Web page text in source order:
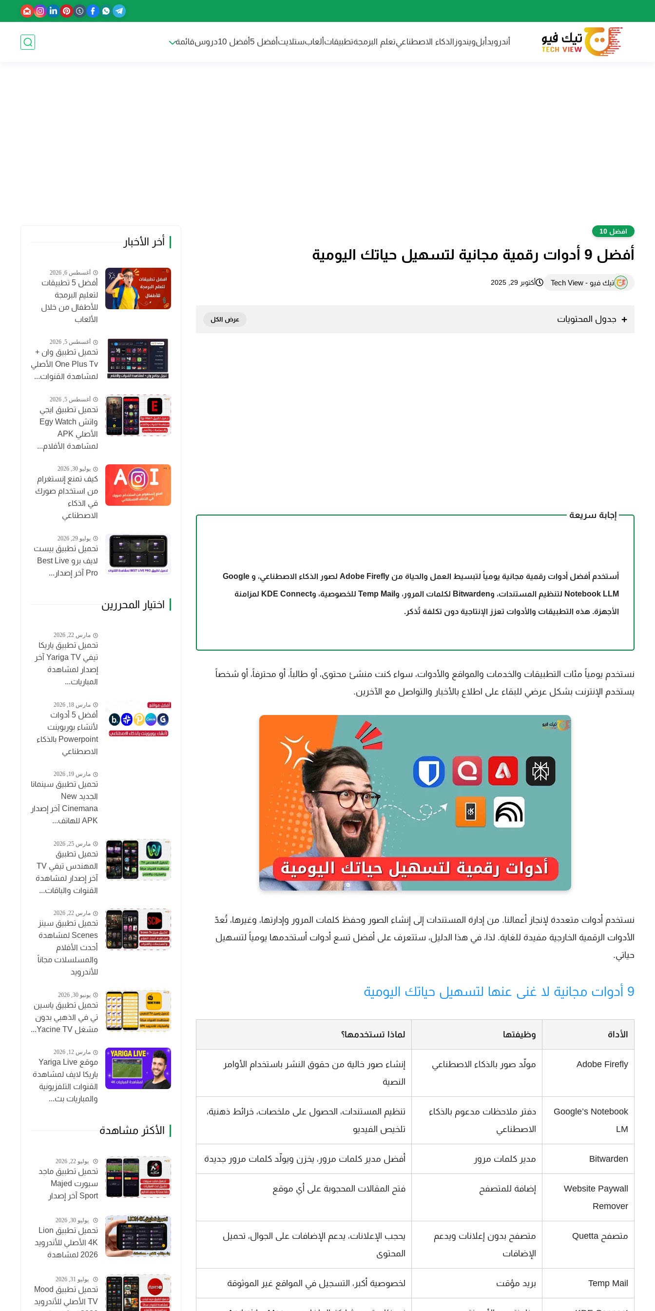
أندرويدأبلويندوز الذكاء الاصطناعيتعلم البرمجةتطبيقاتألعابستلايتأفضل 5 أفضل 10 دروسقائمة
افضل 10
أفضل 9 أدوات رقمية مجانية لتسهيل حياتك اليومية
تيك فيو - Tech View أكتوبر 29, 2025
جدول المحتويات
إجابة سريعة
أستخدم أفضل أدوات رقمية مجانية يومياً لتبسيط العمل والحياة من Adobe Firefly لصور الذكاء الاصطناعي، و Google
Notebook LLM لتنظيم المستندات، وBitwarden لكلمات المرور، وTemp Mail للخصوصية، وKDE Connect لمزامنة
الأجهزة. هذه التطبيقات والأدوات تعزز الإنتاجية دون تكلفة تُذكر.
نستخدم يومياً مئات التطبيقات والخدمات والمواقع والأدوات، سواء كنت منشئ محتوى، أو طالباً، أو محترفاً، أو شخصاً
يستخدم الإنترنت بشكل عرضي للبقاء على اطلاع بالأخبار والتواصل مع الآخرين.
نستخدم أدوات متعددة لإنجاز أعمالنا. من إدارة المستندات إلى إنشاء الصور وحفظ كلمات المرور وإدارتها، وغيرها، تُعدّ
الأدوات الرقمية الخارجية مفيدة للغاية. لذا، في هذا الدليل، ستتعرف على أفضل تسع أدوات أستخدمها يومياً لتسهيل
حياتي.
9 أدوات مجانية لا غنى عنها لتسهيل حياتك اليومية
الأداة وظيفتها لماذا تستخدمها؟
Adobe Firefly مولّد صور بالذكاء الاصطناعي
إنشاء صور خالية من حقوق النشر باستخدام الأوامر
النصية
Google’s Notebook
LM
دفتر ملاحظات مدعوم بالذكاء
الاصطناعي
تنظيم المستندات، الحصول على ملخصات، خرائط ذهنية،
تلخيص الفيديو
Bitwarden مدير كلمات مرور أفضل مدير كلمات مرور، يخزن ويولّد كلمات مرور جديدة
Website Paywall
Remover
إضافة للمتصفح فتح المقالات المحجوبة على أي موقع
متصفح Quetta
متصفح بدون إعلانات ويدعم
الإضافات
يحجب الإعلانات، يدعم الإضافات على الجوال، تحميل
المحتوى
Temp Mail بريد مؤقت لخصوصية أكبر، التسجيل في المواقع غير الموثوقة
أخر الأخبار
أغسطس 6, 2026
أفضل 5 تطبيقات
لتعليم البرمجة
للأطفال من خلال
الألعاب
أغسطس 5, 2026
تحميل تطبيق وان +
One Plus Tv الأصلي
لمشاهدة القنوات...
أغسطس 5, 2026
تحميل تطبيق ايجي
واتش Egy Watch
الأصلي APK
لمشاهدة الأفلام...
يوليو 30, 2026
كيف تمنع إنستغرام
من استخدام صورك
في الذكاء
الاصطناعي
يوليو 29, 2026
تحميل تطبيق بيست
لايف برو Best Live
Pro آخر إصدار...
اختيار المحررين
مارس 22, 2026
تحميل تطبيق ياريكا
تيفي Yariga TV آخر
إصدار لمشاهدة
المباريات...
مارس 18, 2026
أفضل 5 أدوات
لأنشاء بوربوينت
Powerpoint بالذكاء
الاصطناعي
مارس 19, 2026
تحميل تطبيق سينمانا
الجديد New
Cinemana آخر إصدار
APK للهاتف...
مارس 25, 2026
تحميل تطبيق
المهندس تيفي TV
آخر إصدار لمشاهدة
القنوات والباقات...
مارس 22, 2026
تحميل تطبيق سينز
Scenes لمشاهدة
أحدث الأفلام
والمسلسلات مجاناً
للأندرويد
يونيو 30, 2026
تحميل تطبيق ياسين
تي في الذهبي بدون
مشغل Yacine TV...
مارس 12, 2026
موقع Yariga Live
ياريكا لايف لمشاهدة
القنوات التلفزيونية
والمباريات بث...
الأكثر مشاهدة
يوليو 22, 2026
تحميل تطبيق ماجد
سبورت Majed
Sport آخر إصدار
المباريات مجاناً
يوليو 30, 2026
تحميل تطبيق Lion
4K الأصلي للأندرويد
2026 لمشاهدة
مجاناًيوليو 31, 2026
تحميل تطبيق Mood
TV الأصلي للأندرويد